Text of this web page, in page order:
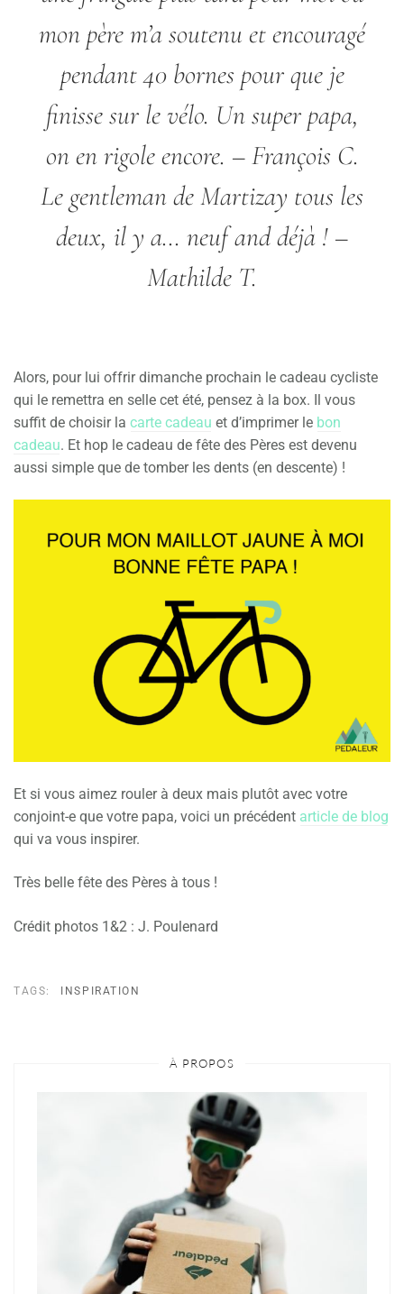
mon père m’a soutenu et encouragé
pendant 40 bornes pour que je
finisse sur le vélo. Un super papa,
on en rigole encore. – François C.
Le gentleman de Martizay tous les
deux, il y a… neuf and déjà ! –
Mathilde T.
Alors, pour lui offrir dimanche prochain le cadeau cycliste
qui le remettra en selle cet été, pensez à la box. Il vous
suffit de choisir la carte cadeau et d’imprimer le bon
cadeau. Et hop le cadeau de fête des Pères est devenu
aussi simple que de tomber les dents (en descente) !
Et si vous aimez rouler à deux mais plutôt avec votre
conjoint-e que votre papa, voici un précédent article de blog
qui va vous inspirer.
Très belle fête des Pères à tous !
Crédit photos 1&2 : J. Poulenard
TAGS: INSPIRATION
À PROPOS